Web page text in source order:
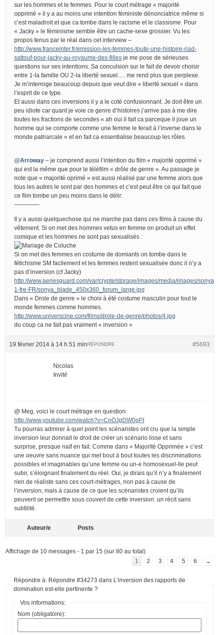
sur les hommes et le femmes. Pour le court métrage « majorité
opprimé » il y a au moins une intention féministe dénonciatrice même si
c’est maladroit et que ca tombe dans le racisme et le classisme. Pour
« Jacky » le féminisme semble être un cache-sexe grossier. Vu les
propos tenus par le réal dans cet interview –
http://www.franceinter.fr/emission-les-femmes-toute-une-histoire-riad-
sattouf-pour-jacky-au-royaume-des-filles je me pose de sérieuses
questions sur ses intentions. Sa conculsion sur le fait de devoir choisir
entre 1-la famille OU 2-la liberté sexuel…. me rend plus que perplexe.
Je m’interroge beaucoup depuis que veut dire « liberté sexuel » dans
l’esprit de ce type.
Et aussi dans ces inversions il y a le coté confusionnant. Je doit être un
peu idiote car quant je voie ce genre d’histoires j’arrive pas à me dire
toutes les fractions de secondes « ah oui il fait ca parceque il joue un
homme qui se comporte comme une femme le ferait à l’inverse dans le
monde patriarcale » et en fait ca essentialise beaucoup les rôles.
@Arroway – je comprend aussi l’intention du film « majorité opprimé »
qui est la même que pour le téléfilm « drôle de genre ». Au passage je
note que « majorité oprimé » est aussi réalisé par une femme alors que
tous les autres le sont par des hommes et c’est peut être ce qui fait que
ce film tombe un peu moins dans le délir.
————-
Il y a aussi quelquechose qui ne marche pas dans ces films à cause du
vêtement. Si on met des hommes vetus en femme on produit un effet
comique et les hommes ne sont pas sexualisés :
Si on met des femmes en costume de domiants on tombe dans le
fétichisme SM facilement et les femmes restent sexualisée donc il n’y a
pas d’inversion (cf Jacky)
http://www.aeriesguard.com/var/crypte/storage/images/media/images/
1-fre-FR/sonya_blade_450x360_forum_large.jpg
Dans « Drole de genre » le choix à été costume masculin pour tout le
monde femmes comme hommes.
http://www.universcine.com/films/drole-de-genre/photos/4.jpg
du coup ca ne fait pas vraiment « inversion »
19 février 2014 à 14 h 51 min #5693
RÉPONDRE
Nicolas
Invité
@ Meg, voici le court métrage en question:
http://www.youtube.com/watch?v=CnOJgDW0gPI
Tu pourras admirer à quel point les scénaristes ont cru que la simple
inversion leur donnait le droit de créer un scénario lisse et sans
surprise, presque naïf en fait. Comme dans « Majorité Opprimée » c’est
une oeuvre sans nuance qui met bout à bout toutes les discriminations
possibles et imaginables qu’une femme ou un-e homosexuel-lle peut
subir, s’éloignant finalement du réel. Oui, je dirais qu’il n’y a finalement
rien de réaliste sans ces court-métrages, non pas à cause de
l’inversion, mais à cause de ce que les scénaristes croient qu’ils
peuvent se permettre sous couvert de cette inversion: un récit sans
subtilité.
Auteur/e Posts
Affichage de 10 messages - 1 par 15 (sur 80 au total)
1
2 3 4 5 6 →
Répondre à: Répondre #34273 dans L’inversion des rapports de
domination est-elle pertinente ?
Vos informations:
Nom (obligatoire):